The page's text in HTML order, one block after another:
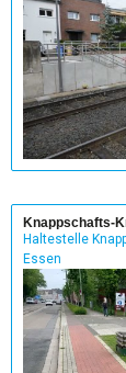
Knappschafts-
Haltestelle
Essen